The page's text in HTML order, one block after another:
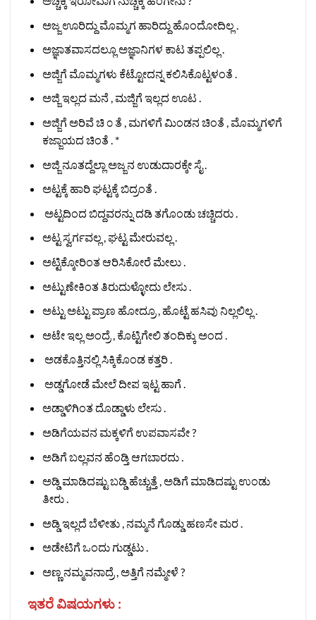
ಅಜ್ಜ ಊರಿದ್ದು ಮೊಮ್ಮಗ ಹಾರಿದ್ದು ಹೊಂದೋದಿಲ್ಲ .
ಅಜ್ಞಾತವಾಸದಲ್ಲೂ ಅಜ್ಞಾನಿಗಳ ಕಾಟ ತಪ್ಪಲಿಲ್ಲ .
ಅಜ್ಜಿಗೆ ಮೊಮ್ಮಗಳು ಕೆಟ್ಟೋದನ್ನ ಕಲಿಸಿಕೊಟ್ಟಳಂತೆ .
ಅಜ್ಜಿ ಇಲ್ಲದ ಮನೆ , ಮಜ್ಜಿಗೆ ಇಲ್ಲದ ಊಟ .
ಅಜ್ಜಿಗೆ ಅರಿವೆ ಚಿ ೦ ತೆ , ಮಗಳಿಗೆ ಮಿಂಡನ ಚಿಂತೆ , ಮೊಮ್ಮಗಳಿಗೆ
ಕಜ್ಜಾಯದ ಚಿಂತೆ . *
ಅಜ್ಜಿ ನೂತದ್ದೆಲ್ಲಾ ಅಜ್ಜನ ಉಡುದಾರಕ್ಕೇ ಸೈ .
ಅಟ್ಟಕ್ಕೆ ಹಾರಿ ಘಟ್ಟಕ್ಕೆ ಬಿದ್ರಂತೆ .
ಅಟ್ಟದಿಂದ ಬಿದ್ದವರನ್ನು ದಡಿ ತಗೊಂಡು ಚಚ್ಚಿದರು .
ಅಟ್ಟ ಸ್ವರ್ಗವಲ್ಲ , ಘಟ್ಟ ಮೇರುವಲ್ಲ .
ಅಟ್ಟಿಕ್ಕೋರಿಂತ ಆರಿಸಿಕೋರೆ ಮೇಲು .
ಅಟ್ಟುಣೇಕಿಂತ ತಿರುದುಳ್ಳೋದು ಲೇಸು .
ಅಟ್ಟು ಅಟ್ಟು ಪ್ರಾಣ ಹೋದ್ರೂ , ಹೊಟ್ಟೆ ಹಸಿವು ನಿಲ್ಲಲಿಲ್ಲ .
ಅಟೇ ಇಲ್ಲ ಅಂದ್ರೆ , ಕೊಟ್ಟಿಗೇಲಿ ತಂದಿಕ್ಕು ಅಂದ .
ಅಡಕೊತ್ತಿನಲ್ಲಿ ಸಿಕ್ಕಿಕೊಂಡ ಕತ್ತರಿ .
ಅಡ್ಡಗೋಡೆ ಮೇಲೆ ದೀಪ ಇಟ್ಟ ಹಾಗೆ .
ಅಡ್ಡಾಳಿಗಿಂತ ದೊಡ್ಡಾಳು ಲೇಸು .
ಅಡಿಗೆಯವನ ಮಕ್ಕಳಿಗೆ ಉಪವಾಸವೇ ?
ಅಡಿಗೆ ಬಲ್ಲವನ ಹೆಂಡ್ತಿ ಆಗಬಾರದು .
ಅಡ್ಡಿ ಮಾಡಿದಷ್ಟು ಬಡ್ಡಿ ಹೆಚ್ಚುತ್ತೆ , ಅಡಿಗೆ ಮಾಡಿದಷ್ಟು ಉಂಡು
ತೀರು .
ಅಡ್ಡಿ ಇಲ್ಲದೆ ಬೆಳೀತು , ನಮ್ಮನೆ ಗೊಡ್ಡು ಹಣಸೇ ಮರ .
ಅಡೇಟಿಗೆ ಒಂದು ಗುಡ್ಡಟು .
ಅಣ್ಣ ನಮ್ಮವನಾದ್ರೆ , ಅತ್ತಿಗೆ ನಮ್ಮೇಳೆ ?
ಇತರೆ ವಿಷಯಗಳು :